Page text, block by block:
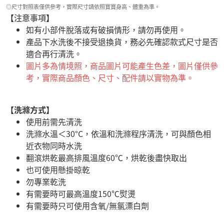
◎尺寸對照表僅供參考，實際尺寸請依照寶寶身高、體重為準。
【注意事項】
如有小部件脫落或有破損情形，請勿再使用。
產品下水洗後不接受退換貨，務必先確認款式尺寸是否
適合再行清洗。
圖片多為情境照，商品圖片可能產生色差，圖片僅供參
考，實際商品顏色、尺寸、配件請以實物為準。
【洗滌方式】
使用前需先清洗
洗滌水溫＜30°C，依溫和洗滌程序清洗，可與顏色相
近衣物同時水洗
翻滾烘乾最高排風溫度60℃，烘乾後盡快取出
也可使用懸掛晾乾
勿專業乾洗
有需要時可最高溫度150℃熨燙
有需要時只可使用含氧/無氯漂白劑